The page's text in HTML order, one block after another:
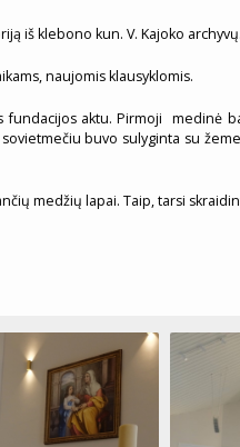
iš klebono kun. V. Kajoko archyvų.
naujomis klausyklomis.
fundacijos aktu. Pirmoji medinė
buvo sulyginta su
medžių lapai. Taip, tarsi